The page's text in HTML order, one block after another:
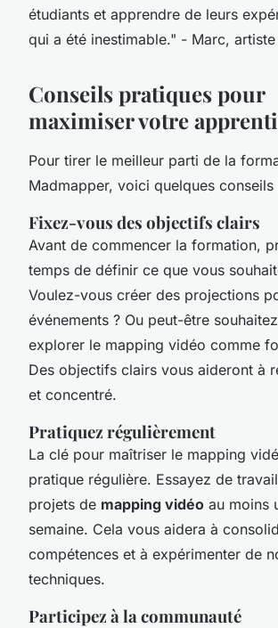
étudiants et apprendre de leurs
qui a été inestimable." - Marc,
Conseils pratiques pour
maximiser votre
Pour tirer le meilleur parti de la
Madmapper, voici quelques
Fixez-vous des objectifs clairs
Avant de commencer la formation,
temps de définir ce que vous
Voulez-vous créer des projections
événements ? Ou peut-être
explorer le mapping vidéo comme
Des objectifs clairs vous aideront à
et concentré.
Pratiquez régulièrement
La clé pour maîtriser le mapping
pratique régulière. Essayez de
projets de mapping vidéo au moins
semaine. Cela vous aidera à
compétences et à expérimenter de
techniques.
Participez à la communauté